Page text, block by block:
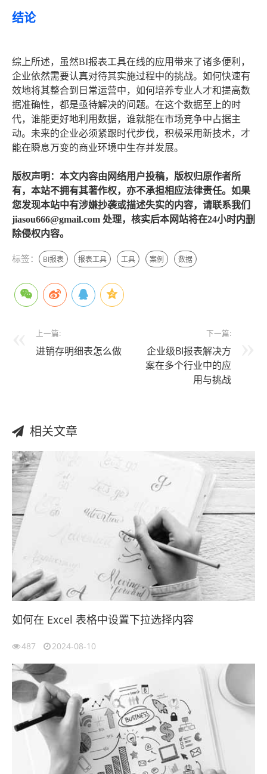
结论
综上所述，虽然BI报表工具在线的应用带来了诸多便利，
企业依然需要认真对待其实施过程中的挑战。如何快速有
效地将其整合到日常运营中，如何培养专业人才和提高数
据准确性，都是亟待解决的问题。在这个数据至上的时
代，谁能更好地利用数据，谁就能在市场竞争中占据主
动。未来的企业必须紧跟时代步伐，积极采用新技术，才
能在瞬息万变的商业环境中生存并发展。
版权声明：本文内容由网络用户投稿，版权归原作者所
有，本站不拥有其著作权，亦不承担相应法律责任。如果
您发现本站中有涉嫌抄袭或描述失实的内容，请联系我们
jiasou666@gmail.com 处理，核实后本网站将在24小时内删
除侵权内容。
标签： BI报表 报表工具 工具 案例 数据
上一篇:
进销存明细表怎么做
下一篇:
企业级BI报表解决方
案在多个行业中的应
用与挑战
相关文章
如何在 Excel 表格中设置下拉选择内容
487 2024-08-10